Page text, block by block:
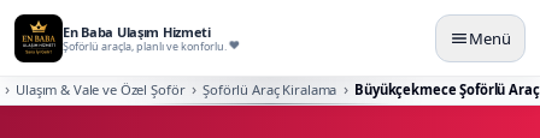
En Baba Ulaşım Hizmeti
Şoförlü araçla, planlı ve konforlu. Menü
Ulaşım & Vale ve Özel Şoför Şoförlü Araç Kiralama Büyükçekmece Şoförlü